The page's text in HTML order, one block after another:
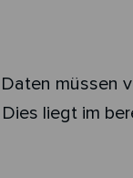
müssen
liegt im